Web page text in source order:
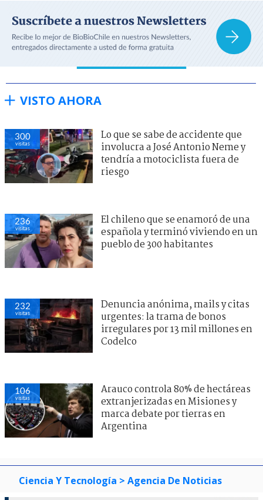
VISTO AHORA
300
visitas
Lo que se sabe de accidente que
involucra a José Antonio Neme y
tendría a motociclista fuera de
riesgo
236
visitas
El chileno que se enamoró de una
española y terminó viviendo en un
pueblo de 300 habitantes
232
visitas
Denuncia anónima, mails y citas
urgentes: la trama de bonos
irregulares por 13 mil millones en
Codelco
106
visitas
Arauco controla 80% de hectáreas
extranjerizadas en Misiones y
marca debate por tierras en
Argentina
Ciencia Y Tecnología > Agencia De Noticias